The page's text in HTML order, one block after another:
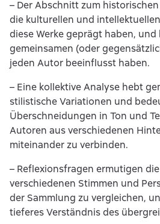
– Der Abschnitt zum
die kulturellen und
diese Werke geprägt haben,
gemeinsamen (oder
jeden Autor beeinflusst haben.
– Eine kollektive Analyse hebt
stilistische Variationen und
Überschneidungen in Ton und
Autoren aus verschiedenen
miteinander zu verbinden.
– Reflexionsfragen ermutigen
verschiedenen Stimmen und
der Sammlung zu vergleichen,
tieferes Verständnis des